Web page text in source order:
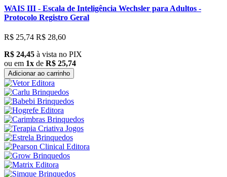
WAIS III - Escala de Inteligência Wechsler para Adultos -
Protocolo Registro Geral
R$ 25,74 R$ 28,60
R$ 24,45 à vista no PIX
ou em 1x de R$ 25,74
Adicionar ao carrinho